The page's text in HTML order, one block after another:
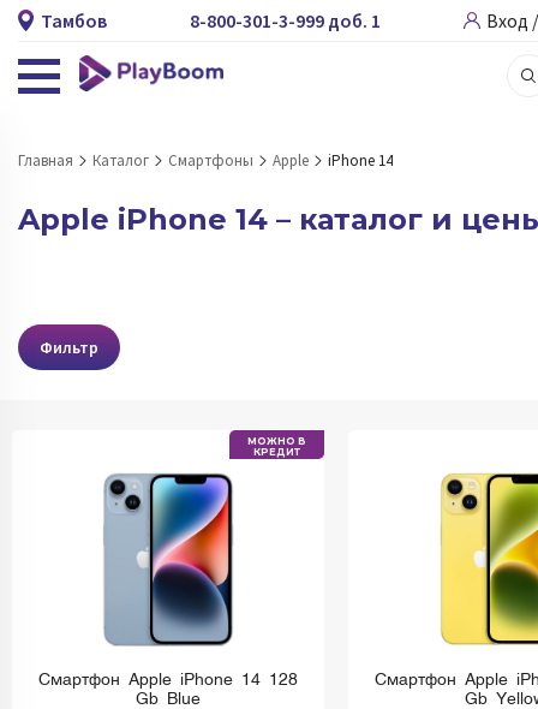
Тамбов 8-800-301-3-999 доб. 1 Вход
Главная Каталог Смартфоны Apple iPhone 14
Apple iPhone 14 – каталог и
Фильтр
МОЖНО В
КРЕДИТ
Смартфон Apple iPhone 14 128
Gb Blue
Смартфон Apple
Gb